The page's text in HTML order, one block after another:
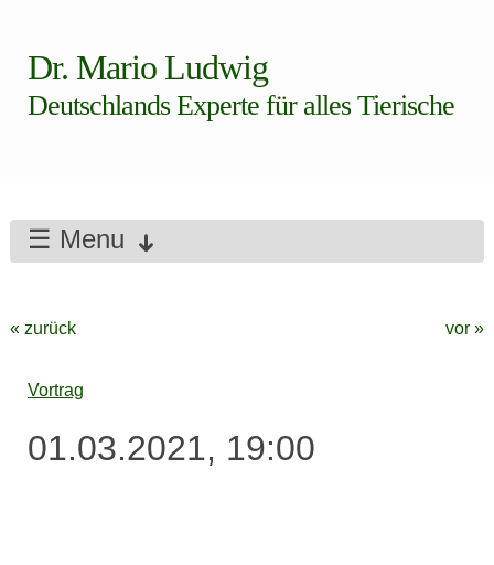
Dr. Mario Ludwig
Deutschlands Experte für alles Tierische
☰ Menu
« zurück vor »
Vortrag
01.03.2021, 19:00